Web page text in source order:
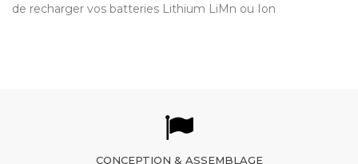
de recharger vos batteries Lithium LiMn ou Ion
CONCEPTION & ASSEMBLAGE